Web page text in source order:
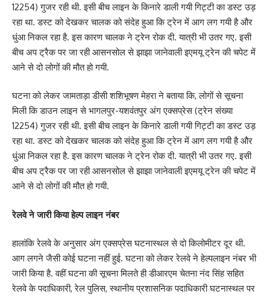
12254) गुजर रही थी. इसी बीच लाइन के किनारे डाली गयी गिट्टी का डस्ट उड़
रहा था. डस्ट को देखकर चालक को संदेह हुआ कि ट्रेन में आग लग गयी है और
धुंआ निकल रहा है. इस कारण चालक ने ट्रेन रोक दी. यात्री भी उतर गए. इसी
बीच अप ट्रैक पर जा रही आसनसोल से झाझा जानेवाली इएमयू ट्रेन की चपेट में
आने से दो लोगों की मौत हो गयी.
घटना को लेकर जामताड़ा डीसी शशिभूषण मेहरा ने बताया कि, लोगों से सूचना
मिली कि डाउन लाइन से भागलपुर-यशवंतपुर अंग एक्सप्रेस (ट्रेन संख्या
12254) गुजर रही थी. इसी बीच लाइन के किनारे डाली गयी गिट्टी का डस्ट उड़
रहा था. डस्ट को देखकर चालक को संदेह हुआ कि ट्रेन में आग लग गयी है और
धुंआ निकल रहा है. इस कारण चालक ने ट्रेन रोक दी. यात्री भी उतर गए. इसी
बीच अप ट्रैक पर जा रही आसनसोल से झाझा जानेवाली इएमयू ट्रेन की चपेट में
आने से दो लोगों की मौत हो गयी.
रेलवे ने जारी किया हेल्प लाइन नंबर
हालांकि रेलवे के अनुसार अंग एक्सप्रेस घटनास्थल से दो किलोमीटर दूर थी.
आग लगने जैसी कोई घटना नहीं हुई. घटना को लेकर रेलवे ने हेल्पलाइन नंबर भी
जारी किया है. वहीं घटना की सूचना मिलते ही डीआरएम चेतना नंद सिंह सहित
रेलवे के पदाधिकारी, रेल पुलिस, स्थानीय प्रशासनिक पदाधिकारी घटनास्थल पर